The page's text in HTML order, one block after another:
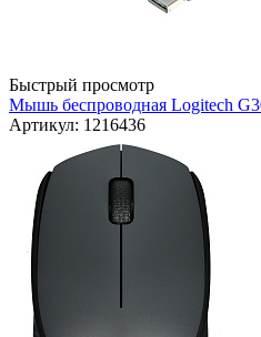
Быстрый просмотр
Мышь беспроводная Logitech
Артикул: 1216436